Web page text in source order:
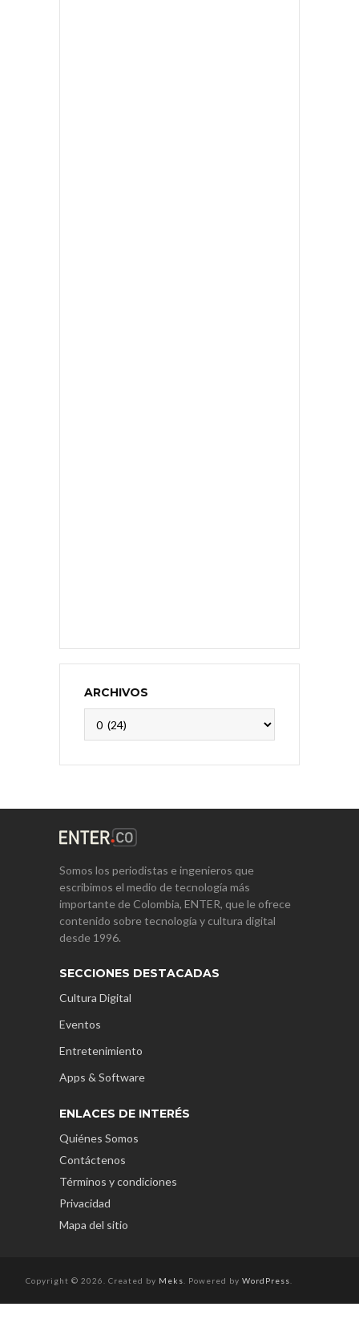
ARCHIVOS
Somos los periodistas e ingenieros que
escribimos el medio de tecnología más
importante de Colombia, ENTER, que le ofrece
contenido sobre tecnología y cultura digital
desde 1996.
SECCIONES DESTACADAS
Cultura Digital
Eventos
Entretenimiento
Apps & Software
ENLACES DE INTERÉS
Quiénes Somos
Contáctenos
Términos y condiciones
Privacidad
Mapa del sitio
Copyright © 2026. Created by Meks . Powered by WordPress